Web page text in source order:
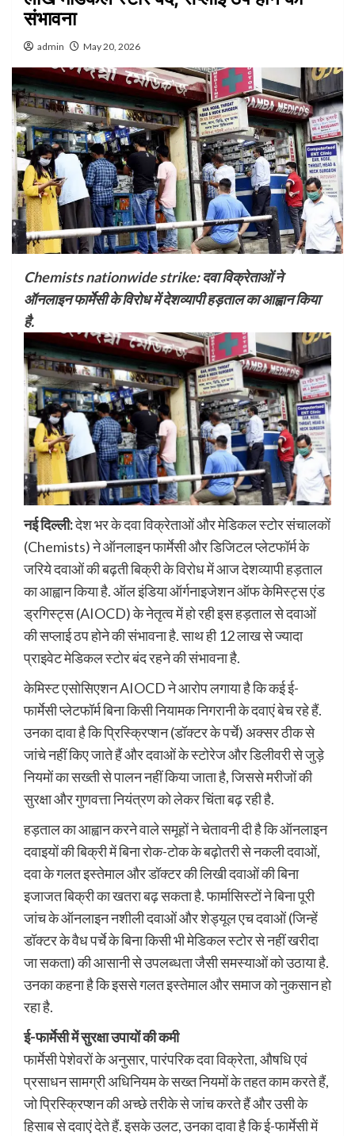
संभावना
admin May 20, 2026
Chemists nationwide strike: दवा विक्रेताओं ने
ऑनलाइन फार्मेसी के विरोध में देशव्यापी हड़ताल का आह्वान किया
है.
नई दिल्ली:देश भर के दवा विक्रेताओं और मेडिकल स्टोर संचालकों
(Chemists) ने ऑनलाइन फार्मेसी और डिजिटल प्लेटफॉर्म के
जरिये दवाओं की बढ़ती बिक्री के विरोध में आज देशव्यापी हड़ताल
का आह्वान किया है. ऑल इंडिया ऑर्गनाइजेशन ऑफ केमिस्ट्स एंड
ड्रगिस्ट्स (AIOCD) के नेतृत्व में हो रही इस हड़ताल से दवाओं
की सप्लाई ठप होने की संभावना है. साथ ही 12 लाख से ज्यादा
प्राइवेट मेडिकल स्टोर बंद रहने की संभावना है.
केमिस्ट एसोसिएशन AIOCD ने आरोप लगाया है कि कई ई-
फार्मेसी प्लेटफॉर्म बिना किसी नियामक निगरानी के दवाएं बेच रहे हैं.
उनका दावा है कि प्रिस्क्रिप्शन (डॉक्टर के पर्चे) अक्सर ठीक से
जांचे नहीं किए जाते हैं और दवाओं के स्टोरेज और डिलीवरी से जुड़े
नियमों का सख्ती से पालन नहीं किया जाता है, जिससे मरीजों की
सुरक्षा और गुणवत्ता नियंत्रण को लेकर चिंता बढ़ रही है.
हड़ताल का आह्वान करने वाले समूहों ने चेतावनी दी है कि ऑनलाइन
दवाइयों की बिक्री में बिना रोक-टोक के बढ़ोतरी से नकली दवाओं,
दवा के गलत इस्तेमाल और डॉक्टर की लिखी दवाओं की बिना
इजाजत बिक्री का खतरा बढ़ सकता है. फार्मासिस्टों ने बिना पूरी
जांच के ऑनलाइन नशीली दवाओं और शेड्यूल एच दवाओं (जिन्हें
डॉक्टर के वैध पर्चे के बिना किसी भी मेडिकल स्टोर से नहीं खरीदा
जा सकता) की आसानी से उपलब्धता जैसी समस्याओं को उठाया है.
उनका कहना है कि इससे गलत इस्तेमाल और समाज को नुकसान हो
रहा है.
ई-फार्मेसी में सुरक्षा उपायों की कमी
फार्मेसी पेशेवरों के अनुसार, पारंपरिक दवा विक्रेता, औषधि एवं
प्रसाधन सामग्री अधिनियम के सख्त नियमों के तहत काम करते हैं,
जो प्रिस्क्रिप्शन की अच्छे तरीके से जांच करते हैं और उसी के
हिसाब से दवाएं देते हैं. इसके उलट, उनका दावा है कि ई-फार्मेसी में